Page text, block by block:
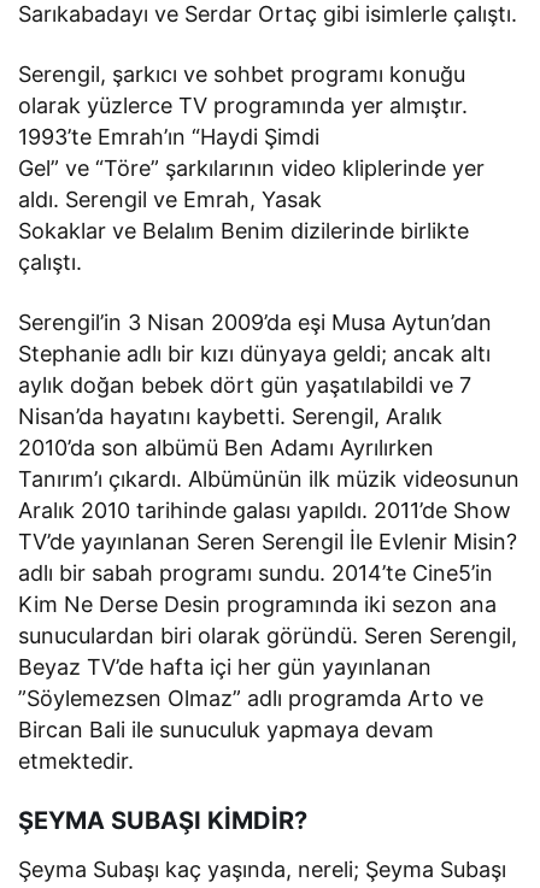
Sarıkabadayı ve Serdar Ortaç gibi isimlerle çalıştı.
Serengil, şarkıcı ve sohbet programı konuğu
olarak yüzlerce TV programında yer almıştır.
1993’te Emrah’ın “Haydi Şimdi
Gel” ve “Töre” şarkılarının video kliplerinde yer
aldı. Serengil ve Emrah, Yasak
Sokaklar ve Belalım Benim dizilerinde birlikte
çalıştı.
Serengil’in 3 Nisan 2009’da eşi Musa Aytun’dan
Stephanie adlı bir kızı dünyaya geldi; ancak altı
aylık doğan bebek dört gün yaşatılabildi ve 7
Nisan’da hayatını kaybetti. Serengil, Aralık
2010’da son albümü Ben Adamı Ayrılırken
Tanırım’ı çıkardı. Albümünün ilk müzik videosunun
Aralık 2010 tarihinde galası yapıldı. 2011’de Show
TV’de yayınlanan Seren Serengil İle Evlenir Misin?
adlı bir sabah programı sundu. 2014’te Cine5’in
Kim Ne Derse Desin programında iki sezon ana
sunuculardan biri olarak göründü. Seren Serengil,
Beyaz TV’de hafta içi her gün yayınlanan
”Söylemezsen Olmaz” adlı programda Arto ve
Bircan Bali ile sunuculuk yapmaya devam
etmektedir.
ŞEYMA SUBAŞI KİMDİR?
Şeyma Subaşı kaç yaşında, nereli; Şeyma Subaşı